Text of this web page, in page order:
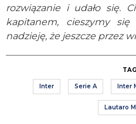
rozwiązanie i udało się.
kapitanem, cieszymy
nadzieję, że jeszcze przez
Inter Serie A Inter
Lautaro